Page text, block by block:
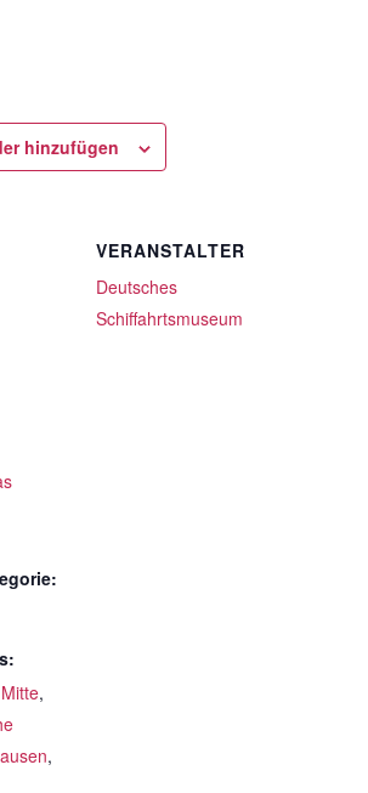
hinzufügen
Mitte,
,
VERANSTALTER
Deutsches
Schiffahrtsmuseum